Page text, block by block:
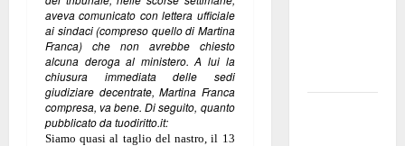
aveva comunicato con lettera ufficiale
ai sindaci (compreso quello di Martina
Franca) che non avrebbe chiesto
alcuna deroga al ministero. A lui la
chiusura immediata delle sedi
giudiziare decentrate, Martina Franca
compresa, va bene. Di seguito, quanto
pubblicato da tuodiritto.it:
Siamo quasi al taglio del nastro, il 13